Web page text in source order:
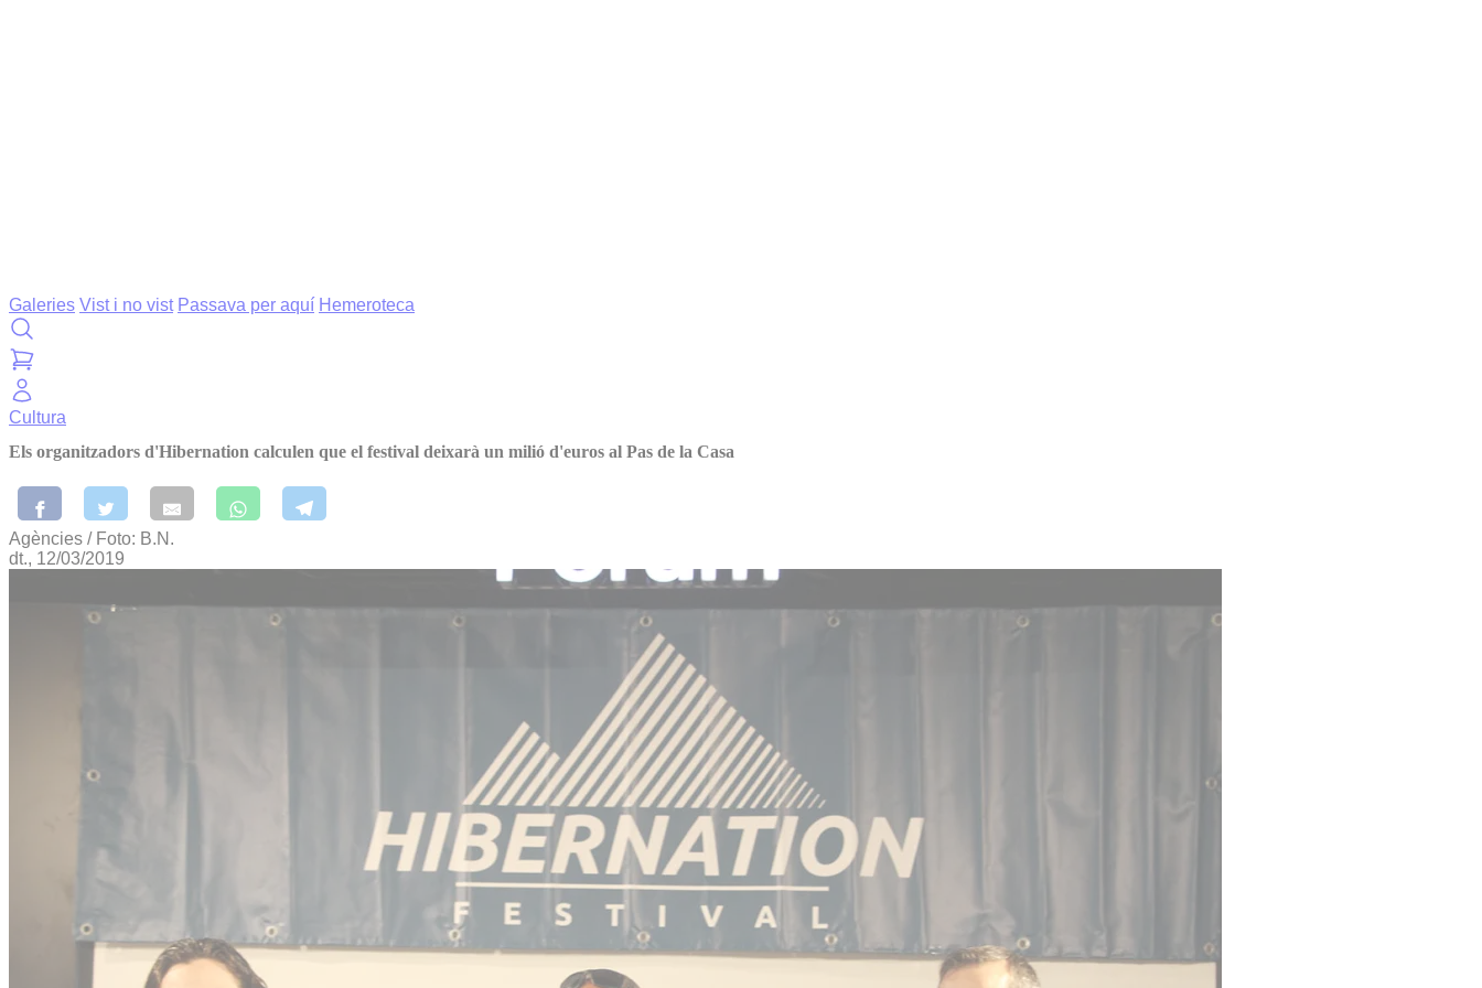
Galeries Vist i no vist Passava per aquí Hemeroteca
Cultura
Els organitzadors d'Hibernation calculen que el festival deixarà un milió d'euros al Pas de la Casa
Agències / Foto: B.N.
dt., 12/03/2019